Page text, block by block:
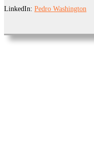
LinkedIn: Pedro Washington